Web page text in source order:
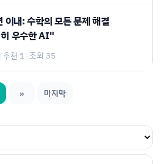
내: 수학의 모든 문제 해결
히 우수한 AI"
추천 1 조회 35
» 마지막